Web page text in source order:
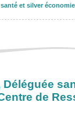
et silver
de